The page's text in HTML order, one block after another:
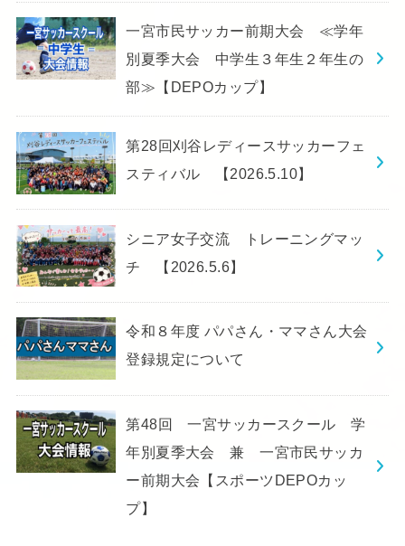
一宮市民サッカー前期大会 ≪学年
別夏季大会 中学生３年生２年生の
部≫【DEPOカップ】
第28回刈谷レディースサッカーフェ
スティバル 【2026.5.10】
シニア女子交流 トレーニングマッ
チ 【2026.5.6】
令和８年度 パパさん・ママさん大会
登録規定について
第48回 一宮サッカースクール 学
年別夏季大会 兼 一宮市民サッカ
ー前期大会【スポーツDEPOカッ
プ】